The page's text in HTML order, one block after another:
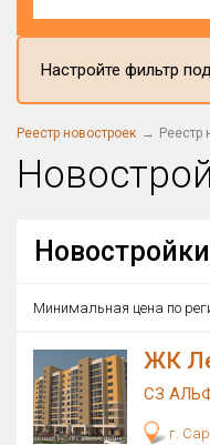
Настройте фильтр
Реестр новостроек Реестр
Новостройки
Минимальная цена по
ЖК
СЗ
г.